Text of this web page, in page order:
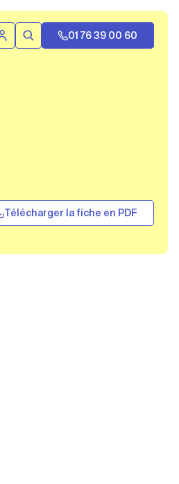
Se connecter
Rechercher01 76 39 00 60
Télécharger la fiche en PDF